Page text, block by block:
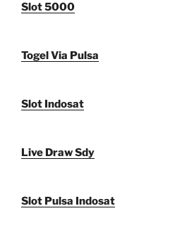
Slot 5000
Togel Via Pulsa
Slot Indosat
Live Draw Sdy
Slot Pulsa Indosat